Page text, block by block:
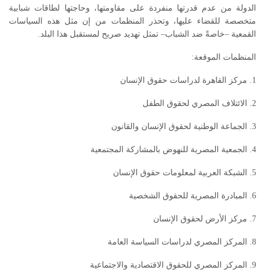
الدولة من عدم قدرتها منفردة على مقاومتها، وحاجتها لطاقات شبابية
متخصصة للقضاء عليها، وتحذر المنظمات من إن مثل هذه السياسات
القمعية –خاصةً ضد الشباب– تمثل تهديد صريح لمستقبل هذا البلد.
المنظمات الموقعة:
1. مركز القاهرة لدراسات حقوق الإنسان
2. الائتلاف المصري لحقوق الطفل
3. الجماعة الوطنية لحقوق الإنسان والقانون
4. الجمعية المصرية للنهوض بالمشاركة المجتمعية
5. الشبكة العربية لمعلومات حقوق الإنسان
6. المبادرة المصرية للحقوق الشخصية
7. مركز الأرض لحقوق الإنسان
8. المركز المصري لدراسات السياسة العامة
9. المركز المصري للحقوق الاقتصادية والاجتماعية